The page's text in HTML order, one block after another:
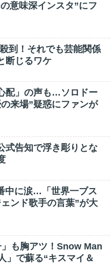
意味深インスタ”にフ
到！それでも芸能関係
断じるワケ
配」の声も…ソロドー
来場”疑惑にファンが
式告知で浮き彫りとな
中に涙…「世界一ブス
ンド歌手の言葉”が大
も胸アツ！Snow Man
」で蘇る“キスマイ＆